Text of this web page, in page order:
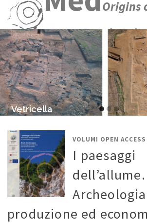
Origins
new economic
XII centuries)
Vetricella
Go
slide
Go
slide
Go
slide
VOLUMI OPEN ACCESS
I paesaggi
dell’allume.
produzione ed